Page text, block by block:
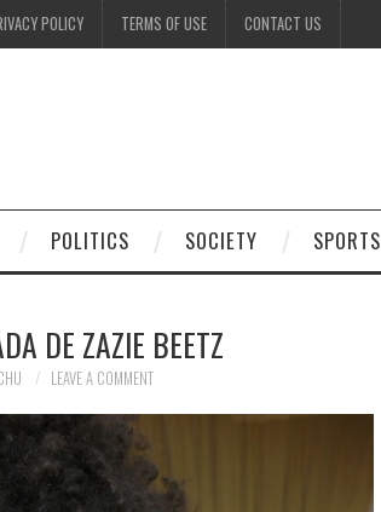
POLICY TERMS OF USE CONTACT US
POLITICS SOCIETY SPORTS
DE ZAZIE BEETZ
LEAVE A COMMENT